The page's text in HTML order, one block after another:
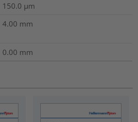
150.0 µm
4.00 mm
0.00 mm